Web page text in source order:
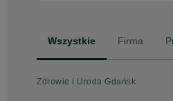
Wszystkie Firma
Zdrowie i Uroda Gdańsk